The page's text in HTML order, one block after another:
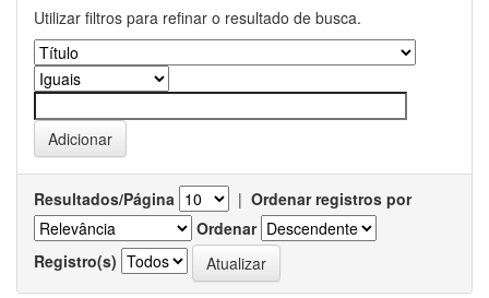
Utilizar filtros para refinar o resultado de busca.
Resultados/Página | Ordenar registros por
Ordenar
Registro(s)